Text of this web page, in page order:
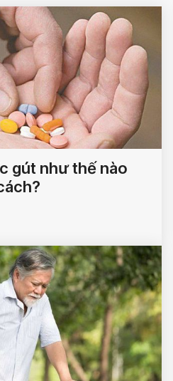
gút như thế nào